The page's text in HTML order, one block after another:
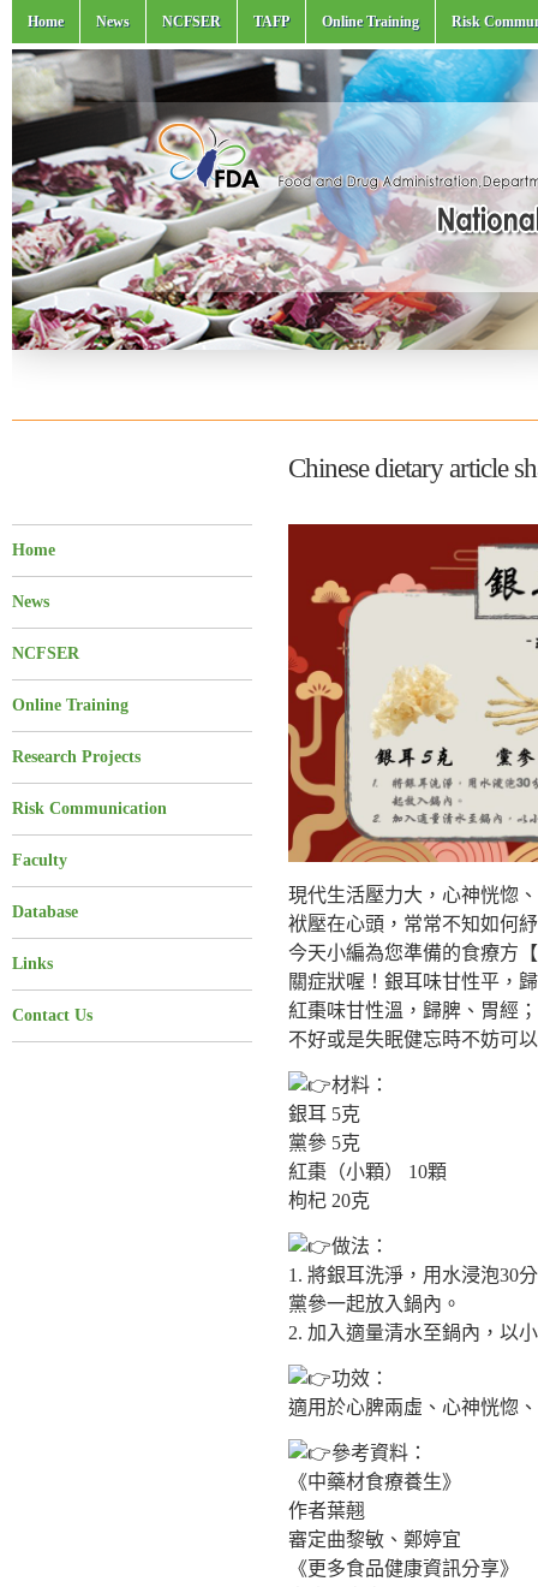
Home News NCFSER TAFP Online Training Risk
Chinese dietary article
Home
News
NCFSER
Online Training
Research Projects
Risk Communication
Faculty
Database
Links
Contact Us
現代生活壓力大，心神恍惚
袱壓在心頭，常常不知如何
今天小編為您準備的食療方
關症狀喔！銀耳味甘性平，
紅棗味甘性溫，歸脾、胃經
不好或是失眠健忘時不妨可
材料：
銀耳 5克
黨參 5克
紅棗（小顆） 10顆
枸杞 20克
做法：
1. 將銀耳洗淨，用水浸泡30
黨參一起放入鍋內。
2. 加入適量清水至鍋內，以
功效：
適用於心脾兩虛、心神恍惚
參考資料：
《中藥材食療養生》
作者葉翹
審定曲黎敏、鄭婷宜
《更多食品健康資訊分享》